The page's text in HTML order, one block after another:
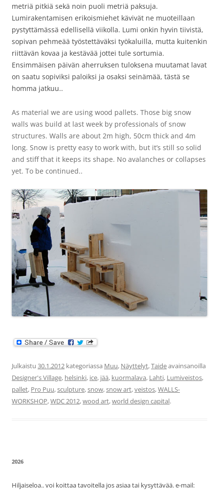
metriä pitkiä sekä noin puoli metriä paksuja.
Lumirakentamisen erikoismiehet kävivät ne muoteillaan
pystyttämässä edellisellä viikolla. Lumi onkin hyvin tiivistä,
sopivan pehmeää työstettäväksi työkaluilla, mutta kuitenkin
riittävän kovaa ja kestävää jottei tule sortumia.
Ensimmäisen päivän aherruksen tuloksena muutamat lavat
on saatu sopiviksi paloiksi ja osaksi seinämää, tästä se
homma jatkuu..
As material we are using wood pallets. Those big snow
walls was build at last week by professionals of snow
structures. Walls are about 2m high, 50cm thick and 4m
long. Snow is pretty easy to work with, but it’s still so solid
and stiff that it keeps its shape. No avalanches or collapses
yet. To be continued..
Julkaistu 30.1.2012 kategoriassa Muu, Näyttelyt,Taideavainsanoilla
Designer's Village, helsinki, ice, jää, kuormalava, Lahti, Lumiveistos,
pallet, Pro Puu,sculpture,snow,snow art,veistos,WALLS-
WORKSHOP,WDC 2012,wood art,world design capital.
2026
Hiljaiseloa.. voi koittaa tavoitella jos asiaa tai kysyttävää. e-mail: